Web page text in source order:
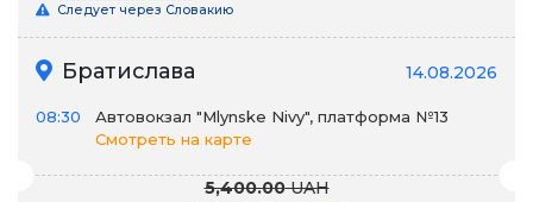
Следует через Словакию
Братислава 14.08.2026
08:30
Автовокзал "Mlynske Nivy", платформа №13
Смотреть на карте
5,400.00UAH